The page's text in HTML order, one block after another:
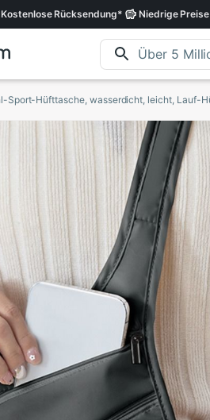
KostenloseRücksendung* NiedrigePreise